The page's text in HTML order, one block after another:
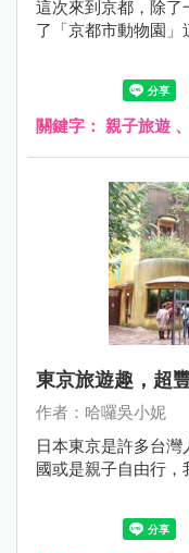
這次來到京都，除了
了「京都市動物園」
關鍵字： 親子旅遊 、
東京旅遊趣，超
作者：哈囉吳小妮
日本東京是許多台
國或是親子自由行，